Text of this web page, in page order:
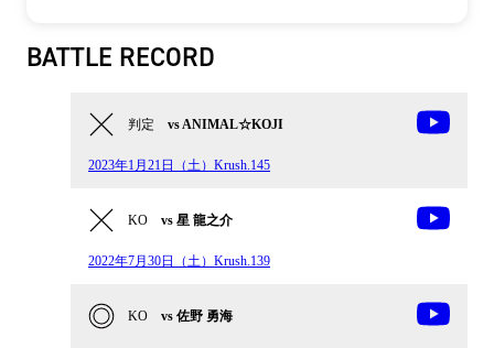
BATTLE RECORD
判定 vs ANIMAL☆KOJI
2023年1月21日（土）Krush.145
KO vs 星 龍之介
2022年7月30日（土）Krush.139
KO vs 佐野 勇海